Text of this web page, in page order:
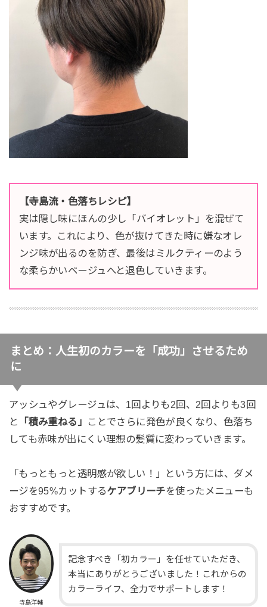
【寺島流・色落ちレシピ】
実は隠し味にほんの少し「バイオレット」を混ぜて
います。これにより、色が抜けてきた時に嫌なオレ
ンジ味が出るのを防ぎ、最後はミルクティーのよう
な柔らかいベージュへと退色していきます。
まとめ：人生初のカラーを「成功」させるため
に
アッシュやグレージュは、1回よりも2回、2回よりも3回
と
「積み重ねる」
ことでさらに発色が良くなり、色落ち
しても赤味が出にくい理想の髪質に変わっていきます。
「もっともっと透明感が欲しい！」という方には、ダメ
ージを95%カットするケアブリーチを使ったメニューも
おすすめです。
寺島洋輔
記念すべき「初カラー」を任せていただき、
本当にありがとうございました！これからの
カラーライフ、全力でサポートします！